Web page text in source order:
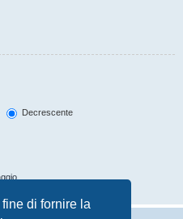
di fornire la
Decrescente